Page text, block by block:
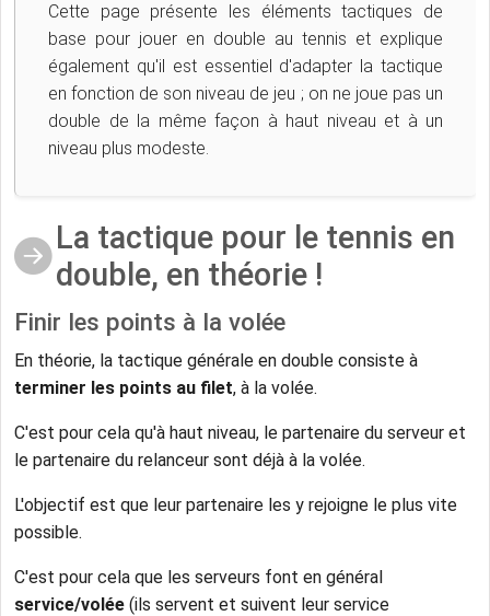
Cette page présente les éléments tactiques de
base pour jouer en double au tennis et explique
également qu'il est essentiel d'adapter la tactique
en fonction de son niveau de jeu ; on ne joue pas un
double de la même façon à haut niveau et à un
niveau plus modeste.
La tactique pour le tennis en
double, en théorie !
Finir les points à la volée
En théorie, la tactique générale en double consiste à
terminer les points au filet, à la volée.
C'est pour cela qu'à haut niveau, le partenaire du serveur et
le partenaire du relanceur sont déjà à la volée.
L'objectif est que leur partenaire les y rejoigne le plus vite
possible.
C'est pour cela que les serveurs font en général
service/volée (ils servent et suivent leur service